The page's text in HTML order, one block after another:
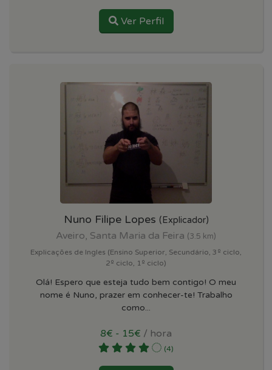
Ver Perfil
Nuno Filipe Lopes (Explicador)
Aveiro, Santa Maria da Feira (3.5 km)
Explicações de Ingles (Ensino Superior, Secundário, 3º ciclo,
2º ciclo, 1º ciclo)
Olá! Espero que esteja tudo bem contigo! O meu
nome é Nuno, prazer em conhecer-te! Trabalho
como...
8€ - 15€ / hora
(4)